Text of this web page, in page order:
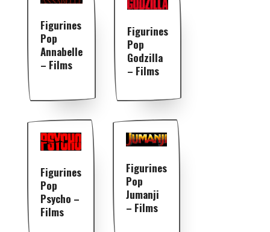
Figurines
Pop
Annabelle
– Films
Figurines
Pop
Godzilla
– Films
Figurines
Pop
Psycho –
Films
Figurines
Pop
Jumanji
– Films